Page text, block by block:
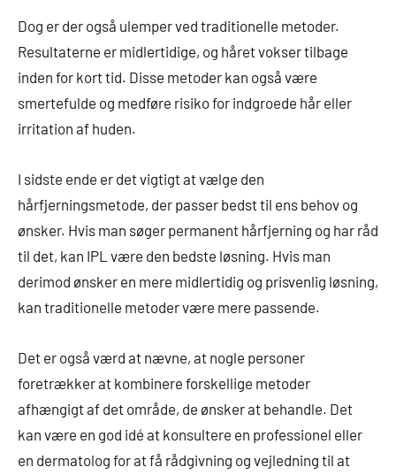
Dog er der også ulemper ved traditionelle metoder.
Resultaterne er midlertidige, og håret vokser tilbage
inden for kort tid. Disse metoder kan også være
smertefulde og medføre risiko for indgroede hår eller
irritation af huden.
I sidste ende er det vigtigt at vælge den
hårfjerningsmetode, der passer bedst til ens behov og
ønsker. Hvis man søger permanent hårfjerning og har råd
til det, kan IPL være den bedste løsning. Hvis man
derimod ønsker en mere midlertidig og prisvenlig løsning,
kan traditionelle metoder være mere passende.
Det er også værd at nævne, at nogle personer
foretrækker at kombinere forskellige metoder
afhængigt af det område, de ønsker at behandle. Det
kan være en god idé at konsultere en professionel eller
en dermatolog for at få rådgivning og vejledning til at